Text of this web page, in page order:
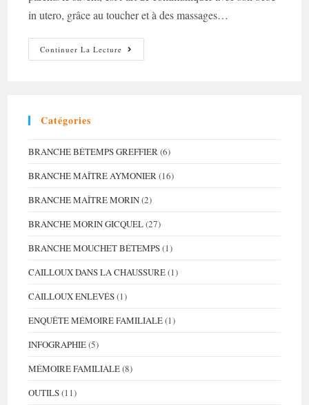
in utero, grâce au toucher et à des massages…
Continuer La Lecture Nous,
Les
Catégories
BRANCHE BÉTEMPS GREFFIER(6)
BRANCHE MAÎTRE AYMONIER(16)
BRANCHE MAÎTRE MORIN(2)
BRANCHE MORIN GICQUEL(27)
BRANCHE MOUCHET BÉTEMPS(1)
CAILLOUX DANS LA CHAUSSURE(1)
CAILLOUX ENLEVÉS(1)
ENQUÊTE MÉMOIRE FAMILIALE(1)
INFOGRAPHIE(5)
MÉMOIRE FAMILIALE(8)
OUTILS(11)